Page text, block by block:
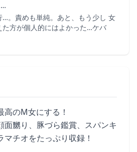
…
。責めも単純。あと、もう少し 女
方が個人的にはよかった…ケバ
のM女にする！
面嬲り、豚づら鑑賞、スパンキ
マチオをたっぷり収録！